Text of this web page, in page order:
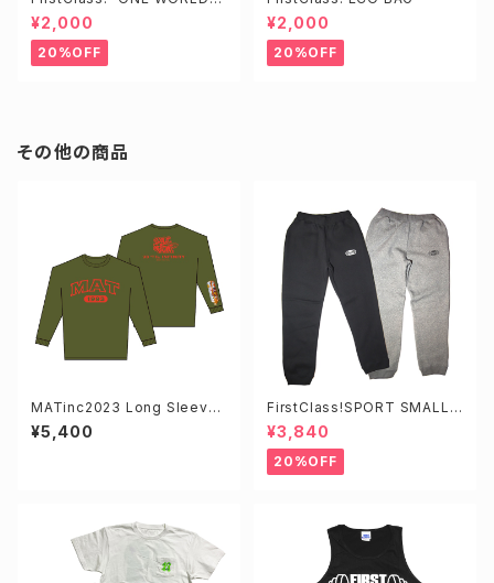
HEADBAND
¥2,000
20%OFF
¥2,000
20%OFF
その他の商品
MATinc2023 Long Sleeve
TEE
¥5,400
FirstClass!SPORT SMALL L
OGO SWEAT PANTS
¥3,840
20%OFF